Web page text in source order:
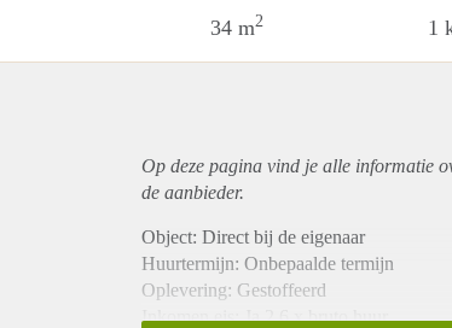
34 m2 1
Op deze pagina vind je alle informatie
de aanbieder.
Object: Direct bij de eigenaar
Huurtermijn: Onbepaalde termijn
Oplevering: Gestoffeerd
Inkomen eis: Ja 2,6 x bruto huur